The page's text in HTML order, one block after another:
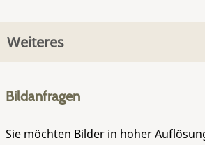
Weiteres
Bildanfragen
Sie möchten Bilder in hoher